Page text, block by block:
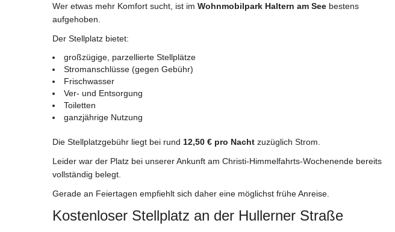
Wer etwas mehr Komfort sucht, ist im Wohnmobilpark Haltern am See bestens
aufgehoben.
Der Stellplatz bietet:
großzügige, parzellierte Stellplätze
Stromanschlüsse (gegen Gebühr)
Frischwasser
Ver- und Entsorgung
Toiletten
ganzjährige Nutzung
Die Stellplatzgebühr liegt bei rund 12,50 € pro Nacht zuzüglich Strom.
Leider war der Platz bei unserer Ankunft am Christi-Himmelfahrts-Wochenende bereits
vollständig belegt.
Gerade an Feiertagen empfiehlt sich daher eine möglichst frühe Anreise.
Kostenloser Stellplatz an der Hullerner Straße